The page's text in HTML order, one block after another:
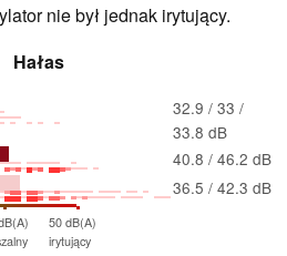
nie był jednak irytujący.
Hałas
32.9 / 33 /
33.8 dB
40.8 / 46.2 dB
36.5 / 42.3 dB
50 dB(A)
irytujący